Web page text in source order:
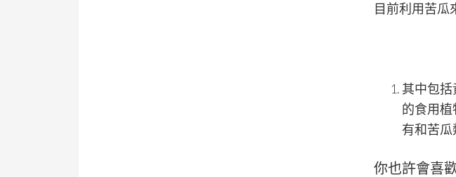
目前利用苦瓜
其中包
的食用
有和苦
你也許會喜